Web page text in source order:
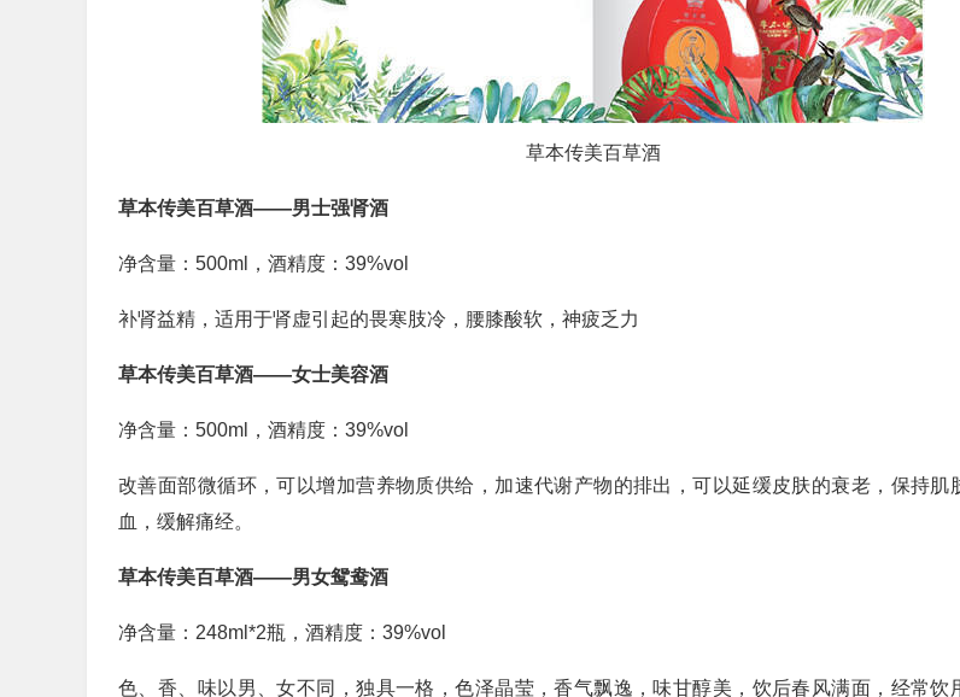
草本传美百草酒
草本传美百草酒——男士强肾酒
净含量：500ml，酒精度：39%vol
补肾益精，适用于肾虚引起的畏寒肢冷，腰膝酸软，神疲乏力
草本传美百草酒——女士美容酒
净含量：500ml，酒精度：39%vol
改善面部微循环，可以增加营养物质供给，加速代谢产物的排出，可以延缓皮肤的衰老，保持肌
血，缓解痛经。
草本传美百草酒——男女鸳鸯酒
净含量：248ml*2瓶，酒精度：39%vol
色、香、味以男、女不同，独具一格，色泽晶莹，香气飘逸，味甘醇美，饮后春风满面，经常饮